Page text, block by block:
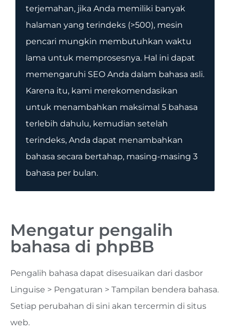
terjemahan, jika Anda memiliki banyak
halaman yang terindeks (>500), mesin
pencari mungkin membutuhkan waktu
lama untuk memprosesnya. Hal ini dapat
memengaruhi SEO Anda dalam bahasa asli.
Karena itu, kami merekomendasikan
untuk menambahkan maksimal 5 bahasa
terlebih dahulu, kemudian setelah
terindeks, Anda dapat menambahkan
bahasa secara bertahap, masing-masing 3
bahasa per bulan.
Mengatur pengalih
bahasa di phpBB
Pengalih bahasa dapat disesuaikan dari dasbor
Linguise > Pengaturan > Tampilan bendera bahasa.
Setiap perubahan di sini akan tercermin di situs
web.